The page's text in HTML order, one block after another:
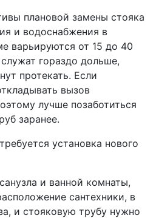
плановой замены стояка
и водоснабжения в
варьируются от 15 до 40
гораздо дольше,
протекать. Если
вызов
лучше позаботиться
заранее.
установка нового
и ванной комнаты,
сантехники, в
и стояковую трубу нужно